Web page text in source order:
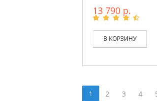
13 790 р.
В КОРЗИНУ
1 2 3 4